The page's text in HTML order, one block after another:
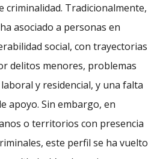
criminalidad. Tradicionalmente,
asociado a personas en
social, con trayectorias
delitos menores, problemas
y residencial, y una falta
apoyo. Sin embargo, en
o territorios con presencia
este perfil se ha vuelto